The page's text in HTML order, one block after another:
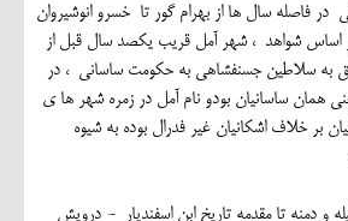
در فاصله سال ها از بهرام گور تا خسرو انوشیروان
اساس شواهد ، شهر آمل قریب یکصد سال قبل از
به سلاطین جسنفشاهی به حکومت ساسانی ، در
ساسانیان بودو نام آمل در زمره شهر ها ی
بر خلاف اشکانیان غیر فدرال بوده به شیوه
و دمنه تا مقدمه تاریخ ابن اسفندیار - درویش